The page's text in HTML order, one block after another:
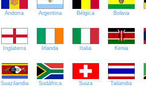
Andorra Argentina Bélgica Bolivia
Inglaterra Irlanda Italia Kenia
Suazilandia Sudáfrica Suiza Tailandia